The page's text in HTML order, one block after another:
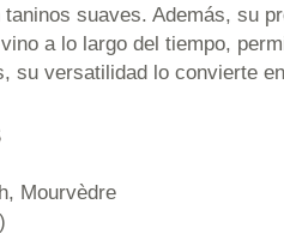
suaves. Además, su
a lo largo del tiempo,
su versatilidad lo convierte
Mourvèdre